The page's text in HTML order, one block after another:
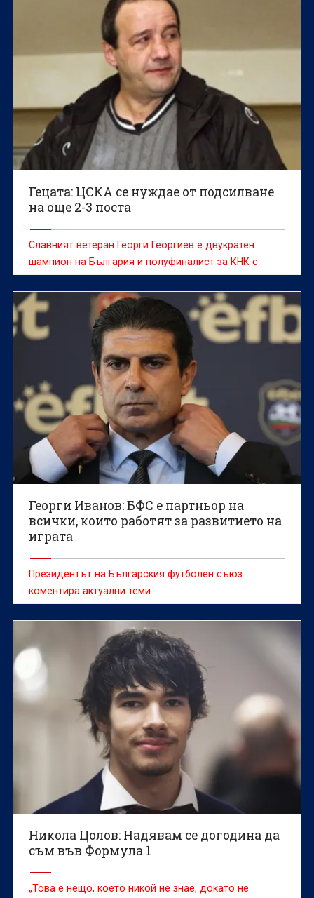
Гецата: ЦСКА се нуждае от подсилване
на още 2-3 поста
Славният ветеран Георги Георгиев е двукратен
шампион на България и полуфиналист за КНК с
ЦСКА, а освен това е един от любимците на
феновете на Ботев Пловдив.
Георги Иванов: БФС е партньор на
всички, които работят за развитието на
играта
Президентът на Българския футболен съюз
коментира актуални теми
Никола Цолов: Надявам се догодина да
съм във Формула 1
„Това е нещо, което никой не знае, докато не